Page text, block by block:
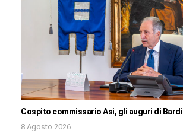
Cospito commissario Asi, gli auguri di Bardi
8 Agosto 2026